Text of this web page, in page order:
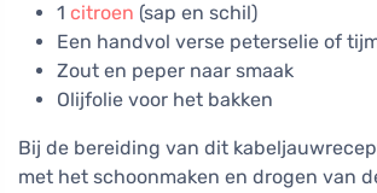
1 citroen (sap en schil)
Een handvol verse peterselie of
Zout en peper naar smaak
Olijfolie voor het bakken
Bij de bereiding van dit
met het schoonmaken en drogen van